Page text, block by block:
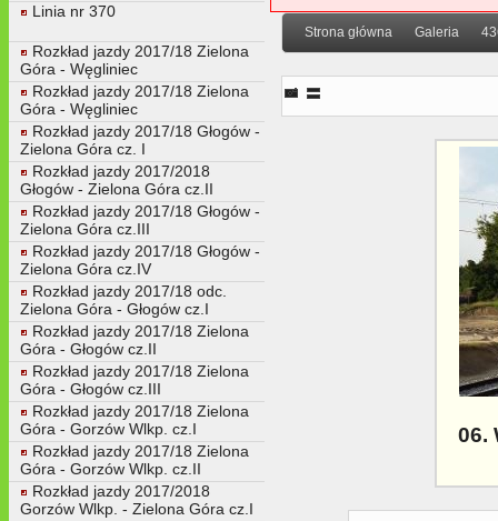
Linia nr 370
Rozkład jazdy 2017/18 Zielona
Góra - Węgliniec
Rozkład jazdy 2017/18 Zielona
Góra - Węgliniec
Rozkład jazdy 2017/18 Głogów -
Zielona Góra cz. I
Rozkład jazdy 2017/2018
Głogów - Zielona Góra cz.II
Rozkład jazdy 2017/18 Głogów -
Zielona Góra cz.III
Rozkład jazdy 2017/18 Głogów -
Zielona Góra cz.IV
Rozkład jazdy 2017/18 odc.
Zielona Góra - Głogów cz.I
Rozkład jazdy 2017/18 Zielona
Góra - Głogów cz.II
Rozkład jazdy 2017/18 Zielona
Góra - Głogów cz.III
Rozkład jazdy 2017/18 Zielona
Góra - Gorzów Wlkp. cz.I
Rozkład jazdy 2017/18 Zielona
Góra - Gorzów Wlkp. cz.II
Rozkład jazdy 2017/2018
Gorzów Wlkp. - Zielona Góra cz.I
Strona główna Galeria
06.